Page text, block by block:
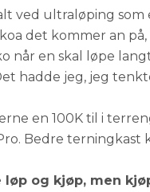
ved ultraløping som
det kommer an
når en skal løpe
hadde jeg, jeg
en 100K til i
Bedre terningkast
løp og kjøp, men